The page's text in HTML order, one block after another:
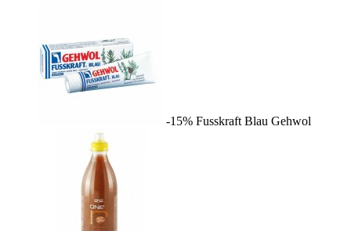
-15% Fusskraft Blau Gehwol